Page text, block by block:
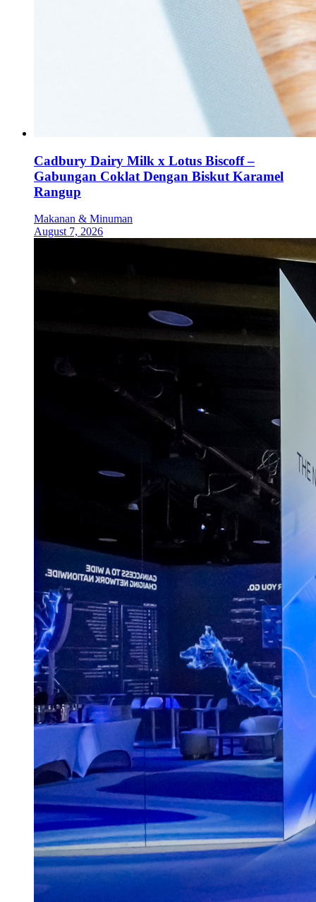
Cadbury Dairy Milk x Lotus Biscoff –
Gabungan Coklat Dengan Biskut Karamel
Rangup
Makanan & Minuman
August 7, 2026